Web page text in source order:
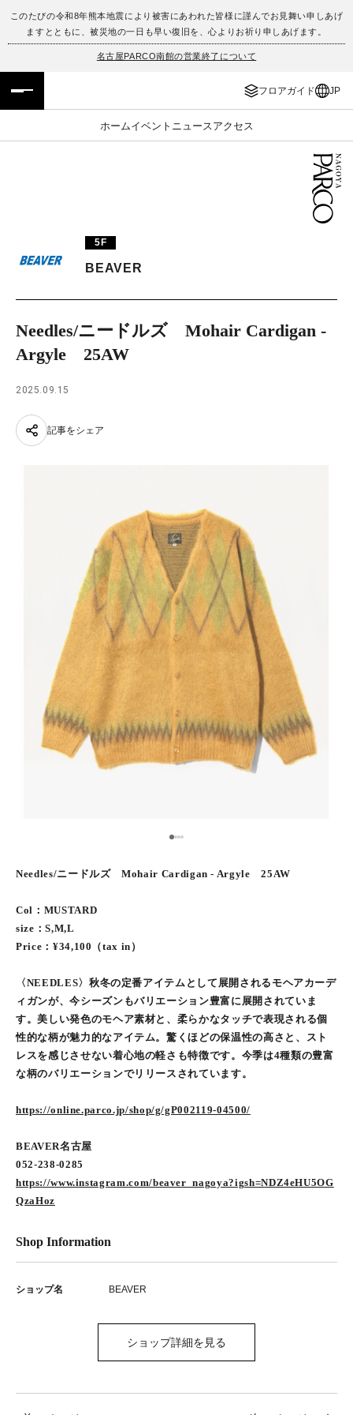
このたびの令和8年熊本地震により被害にあわれた皆様に謹んでお見舞い申しあげ
ますとともに、被災地の一日も早い復旧を、心よりお祈り申しあげます。
名古屋PARCO南館の営業終了について
フロアガイド JP
ホームイベント ニュース アクセス
フロアガイド
イベント・ポップアップ
TAX FREE
JP
ENGLISH
5F
BEAVER
Needles/ニードルズ Mohair Cardigan -
Argyle 25AW
2025.09.15
記事をシェア
123
Needles/ニードルズ Mohair Cardigan - Argyle 25AW
Col：MUSTARD
size：S,M,L
Price：¥34,100（tax in）
〈NEEDLES〉秋冬の定番アイテムとして展開されるモヘアカーデ
ィガンが、今シーズンもバリエーション豊富に展開されていま
す。美しい発色のモヘア素材と、柔らかなタッチで表現される個
性的な柄が魅力的なアイテム。驚くほどの保温性の高さと、スト
レスを感じさせない着心地の軽さも特徴です。今季は4種類の豊富
な柄のバリエーションでリリースされています。
https://online.parco.jp/shop/g/gP002119-04500/
BEAVER名古屋
052-238-0285
https://www.instagram.com/beaver_nagoya?igsh=NDZ4eHU5OG
QzaHoz
Shop Information
ショップ名 BEAVER
ショップ詳細を見る